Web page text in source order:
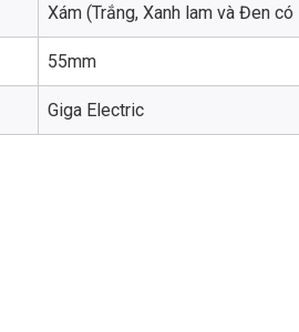
Xám (Trắng, Xanh lam và Đen có
55mm
Giga Electric